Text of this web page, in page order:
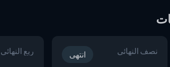
نصف النهائي انتهى ربع النهائي